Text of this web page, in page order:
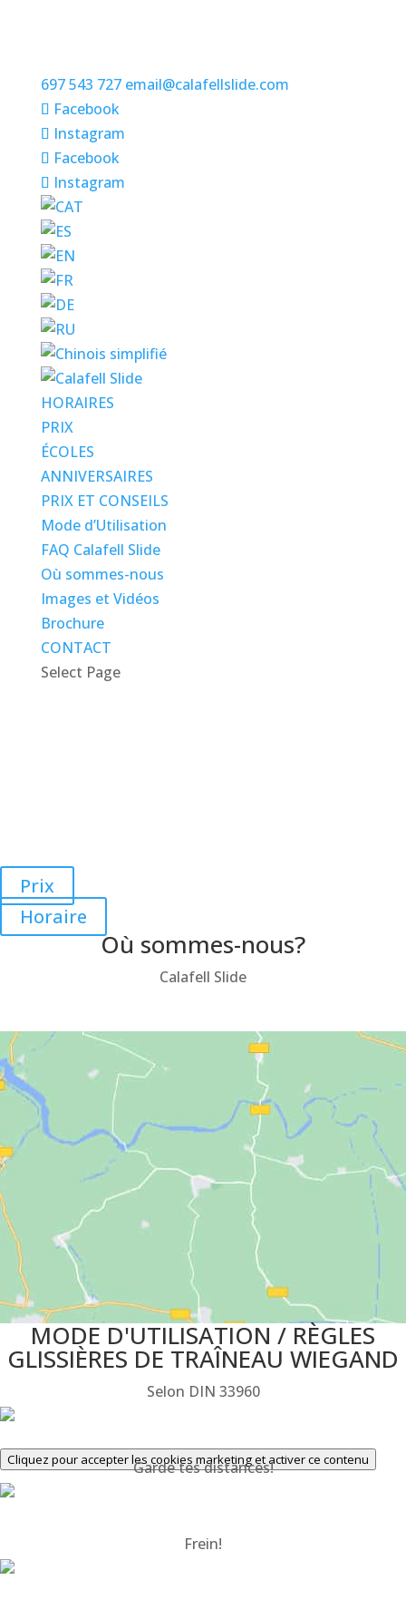
697 543 727 email@calafellslide.com
Facebook
Instagram
Facebook
Instagram
HORAIRES
PRIX
ÉCOLES
ANNIVERSAIRES
PRIX ET CONSEILS
Mode d’Utilisation
FAQ Calafell Slide
Où sommes-nous
Images et Vidéos
Brochure
CONTACT
Select Page
Prix
Horaire
Où sommes-nous?
Calafell Slide
Cliquez pour accepter les cookies marketing et activer ce contenu
MODE D'UTILISATION / RÈGLES
GLISSIÈRES DE TRAÎNEAU WIEGAND
Selon DIN 33960
Garde tes distances!
Frein!